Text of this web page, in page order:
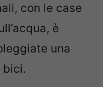
con le case
è
una
bici.